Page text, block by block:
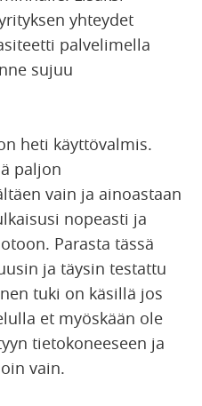
yhteydet
palvelimella
sujuu
heti käyttövalmis.
paljon
vain ja ainoastaan
nopeasti ja
Parasta tässä
ja täysin testattu
tuki on käsillä jos
et myöskään ole
tietokoneeseen ja
vain.